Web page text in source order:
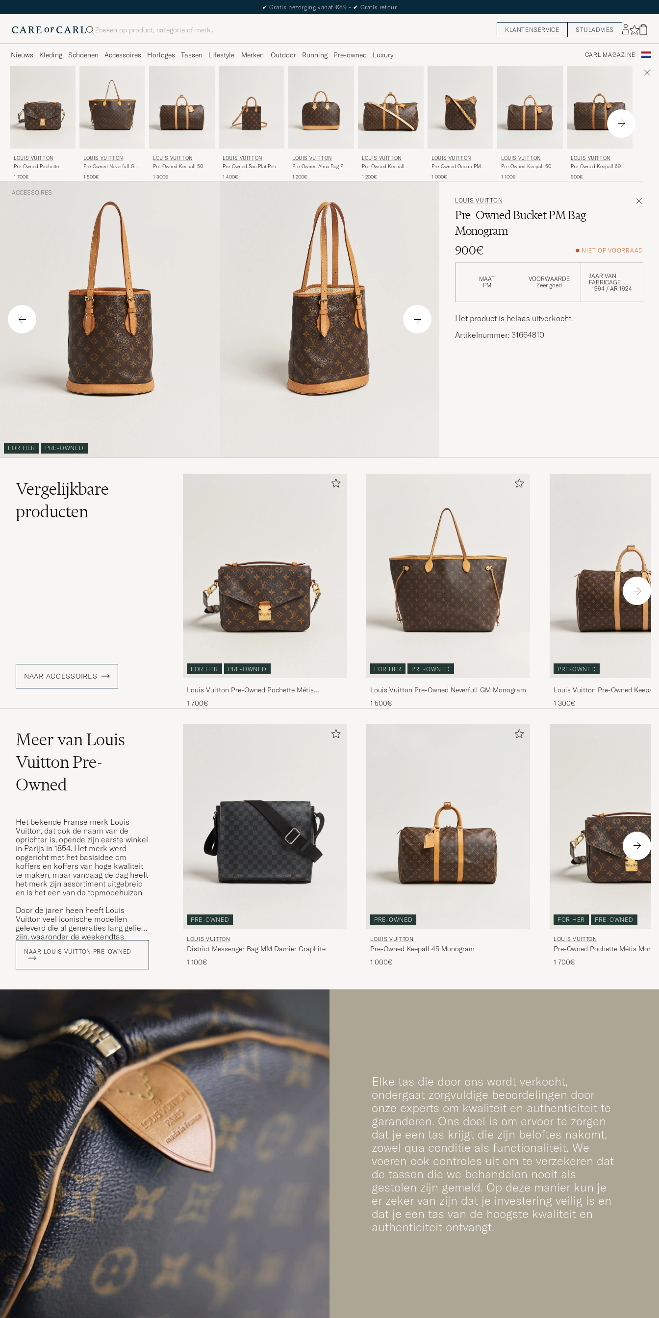
✔ Gratis bezorging vanaf €89 - ✔ Gratis retour
Zoeken KLANTENSERVICE STIJLADVIES
Nieuws Kleding Schoenen Accessoires Horloges Tassen Lifestyle Merken Outdoor Running Pre-owned Luxury CARL MAGAZINE
LOUIS VUITTON
Pre-Owned Pochette
1 700€
LOUIS VUITTON
Pre-Owned Neverfull GM
1 500€
LOUIS VUITTON
Pre-Owned Keepall 50
1 300€
LOUIS VUITTON
Pre-Owned Sac Plat Petit
1 400€
LOUIS VUITTON
Pre-Owned Alma Bag PM
1 200€
LOUIS VUITTON
Pre-Owned Keepall
Monogram
1 200€
LOUIS VUITTON
Pre-Owned Odeon PM
1 000€
LOUIS VUITTON
Pre-Owned Keepall 50
1 100€
LOUIS VUITTON
Pre-Owned Keepall 60
900€
ACCESSOIRES
FOR HER PRE-OWNED
LOUIS VUITTON
Pre-Owned Bucket PM Bag
Monogram
900€
NIET OP VOORRAAD
MAAT
PM
VOORWAARDE
Zeer goed
JAAR VAN
FABRICAGE
1994 / AR 1924
Het product is helaas uitverkocht.
Artikelnummer: 31664810
Vergelijkbare
producten
NAAR ACCESSOIRES
FOR HER PRE-OWNED
Louis Vuitton Pre-Owned Pochette Métis
Monogram
1 700€
FOR HER PRE-OWNED
Louis Vuitton Pre-Owned Neverfull GM Monogram
1 500€
PRE-OWNED
Louis Vuitton Pre-Owned
1 300€
Meer van Louis
Vuitton Pre-
Owned
Het bekende Franse merk Louis
Vuitton, dat ook de naam van de
oprichter is, opende zijn eerste winkel
in Parijs in 1854. Het merk werd
opgericht met het basisidee om
koffers en koffers van hoge kwaliteit
te maken, maar vandaag de dag heeft
het merk zijn assortiment uitgebreid
en is het een van de topmodehuizen.
Door de jaren heen heeft Louis
Vuitton veel iconische modellen
geleverd die al generaties lang geliefd
zijn, waaronder de weekendtas
in een overvloed aan verschillende
ontwerpen en vooral in het iconische
LV monogram, direct herkenbaar.
NAAR LOUIS VUITTON PRE-OWNED
PRE-OWNED
LOUIS VUITTON
District Messenger Bag MM Damier Graphite
1 100€
PRE-OWNED
LOUIS VUITTON
Pre-Owned Keepall 45 Monogram
1 000€
FOR HER PRE-OWNED
LOUIS VUITTON
Pre-Owned Pochette Métis
1 700€
Elke tas die door ons wordt verkocht,
ondergaat zorgvuldige beoordelingen door
onze experts om kwaliteit en authenticiteit te
garanderen. Ons doel is om ervoor te zorgen
dat je een tas krijgt die zijn beloftes nakomt,
zowel qua conditie als functionaliteit. We
voeren ook controles uit om te verzekeren dat
de tassen die we behandelen nooit als
gestolen zijn gemeld. Op deze manier kun je
er zeker van zijn dat je investering veilig is en
dat je een tas van de hoogste kwaliteit en
authenticiteit ontvangt.